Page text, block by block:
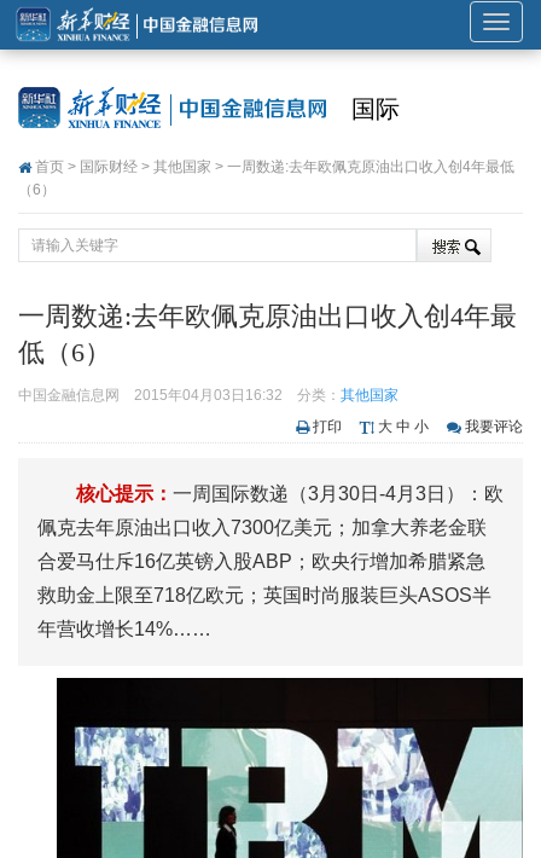
展
开
导
国际
首页 > 国际财经 > 其他国家 > 一周数递:去年欧佩克原油出口收入创4年最低
（6）
一周数递:去年欧佩克原油出口收入创4年最
低（6）
中国金融信息网 2015年04月03日16:32 分类： 其他国家
打印
大 中 小 我要评论
核心提示： 一周国际数递（3月30日-4月3日）：欧
佩克去年原油出口收入7300亿美元；加拿大养老金联
合爱马仕斥16亿英镑入股ABP；欧央行增加希腊紧急
救助金上限至718亿欧元；英国时尚服装巨头ASOS半
年营收增长14%……